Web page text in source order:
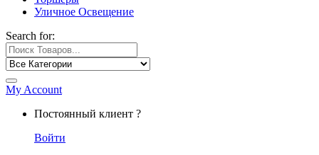
Уличное Освещение
Search for:
My Account
Постоянный клиент ?
Войти